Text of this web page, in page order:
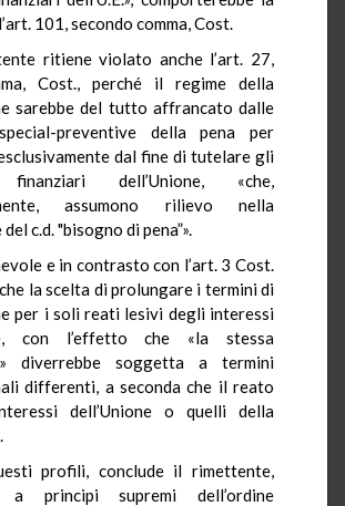
101, secondo comma, Cost.
ritiene violato anche l’art. 27,
Cost., perché il regime della
sarebbe del tutto affrancato dalle
preventive della pena per
dal fine di tutelare gli
finanziari dell’Unione, «che,
assumono rilievo nella
c.d. "bisogno di pena”».
e in contrasto con l’art. 3 Cost.
la scelta di prolungare i termini di
per i soli reati lesivi degli interessi
con l’effetto che «la stessa
diverrebbe soggetta a termini
differenti, a seconda che il reato
dell’Unione o quelli della
profili, conclude il rimettente,
a principi supremi dell’ordine